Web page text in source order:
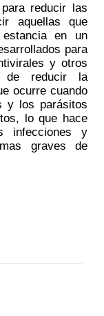
reducir las
aquellas que
en un
para
y otros
de reducir la
ocurre cuando
y los parásitos
lo que hace
infecciones y
graves de